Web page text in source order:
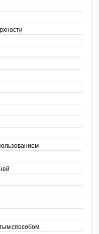
способом
и безопасность
и охрана недр
качества
Кузбасса